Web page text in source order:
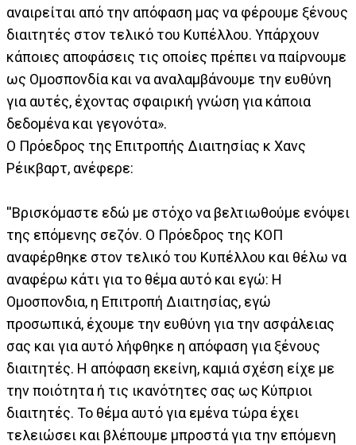
αναιρείται από την απόφαση μας να φέρουμε ξένους
διαιτητές στον τελικό του Κυπέλλου. Υπάρχουν
κάποιες αποφάσεις τις οποίες πρέπει να παίρνουμε
ως Ομοσπονδία και να αναλαμβάνουμε την ευθύνη
για αυτές, έχοντας σφαιρική γνώση για κάποια
δεδομένα και γεγονότα».
Ο Πρόεδρος της Επιτροπής Διαιτησίας κ Χανς
Ρέικβαρτ, ανέφερε:
''Βρισκόμαστε εδώ με στόχο να βελτιωθούμε ενόψει
της επόμενης σεζόν. Ο Πρόεδρος της ΚΟΠ
αναφέρθηκε στον τελικό του Κυπέλλου και θέλω να
αναφέρω κάτι για το θέμα αυτό και εγώ: Η
Ομοσπονδια, η Επιτροπή Διαιτησίας, εγώ
προσωπικά, έχουμε την ευθύνη για την ασφάλειας
σας και για αυτό λήφθηκε η απόφαση για ξένους
διαιτητές. Η απόφαση εκείνη, καμιά σχέση είχε με
την ποιότητα ή τις ικανότητες σας ως Κύπριοι
διαιτητές. Το θέμα αυτό για εμένα τώρα έχει
τελειώσει και βλέπουμε μπροστά για την επόμενη